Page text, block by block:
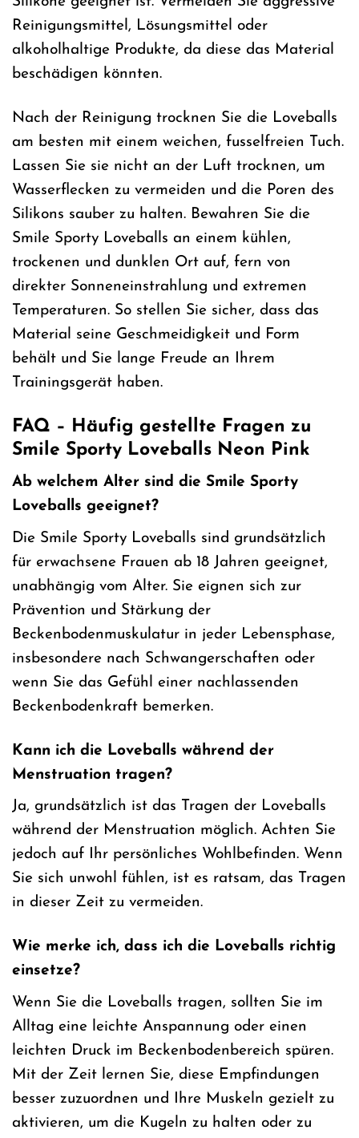
Reinigungsmittel, Lösungsmittel oder
alkoholhaltige Produkte, da diese das Material
beschädigen könnten.
Nach der Reinigung trocknen Sie die Loveballs
am besten mit einem weichen, fusselfreien Tuch.
Lassen Sie sie nicht an der Luft trocknen, um
Wasserflecken zu vermeiden und die Poren des
Silikons sauber zu halten. Bewahren Sie die
Smile Sporty Loveballs an einem kühlen,
trockenen und dunklen Ort auf, fern von
direkter Sonneneinstrahlung und extremen
Temperaturen. So stellen Sie sicher, dass das
Material seine Geschmeidigkeit und Form
behält und Sie lange Freude an Ihrem
Trainingsgerät haben.
FAQ – Häufig gestellte Fragen zu
Smile Sporty Loveballs Neon Pink
Ab welchem Alter sind die Smile Sporty
Loveballs geeignet?
Die Smile Sporty Loveballs sind grundsätzlich
für erwachsene Frauen ab 18 Jahren geeignet,
unabhängig vom Alter. Sie eignen sich zur
Prävention und Stärkung der
Beckenbodenmuskulatur in jeder Lebensphase,
insbesondere nach Schwangerschaften oder
wenn Sie das Gefühl einer nachlassenden
Beckenbodenkraft bemerken.
Kann ich die Loveballs während der
Menstruation tragen?
Ja, grundsätzlich ist das Tragen der Loveballs
während der Menstruation möglich. Achten Sie
jedoch auf Ihr persönliches Wohlbefinden. Wenn
Sie sich unwohl fühlen, ist es ratsam, das Tragen
in dieser Zeit zu vermeiden.
Wie merke ich, dass ich die Loveballs richtig
einsetze?
Wenn Sie die Loveballs tragen, sollten Sie im
Alltag eine leichte Anspannung oder einen
leichten Druck im Beckenbodenbereich spüren.
Mit der Zeit lernen Sie, diese Empfindungen
besser zuzuordnen und Ihre Muskeln gezielt zu
aktivieren, um die Kugeln zu halten oder zu